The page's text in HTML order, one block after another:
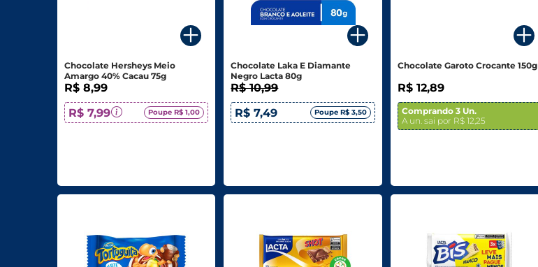
Mercearia
Bebidas
Carnes, Aves E Peixes
Congelados
Chocolate Hersheys Meio
Amargo 40% Cacau 75g
R$ 8,99
R$ 7,99
Poupe R$ 1,00
Chocolate Laka E Diamante
Negro Lacta 80g
R$ 10,99
R$ 7,49
Poupe R$ 3,50
Chocolate Garoto Crocante 150g
R$ 12,89
Comprando 3 Un.
A un. sai por R$ 12,25